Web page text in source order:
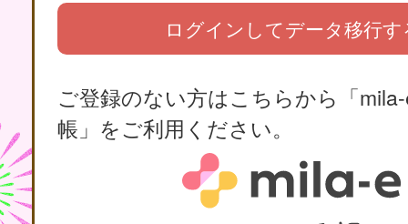
ログインしてデータ移行す
ご登録のない方はこちらから「
帳」をご利用ください。